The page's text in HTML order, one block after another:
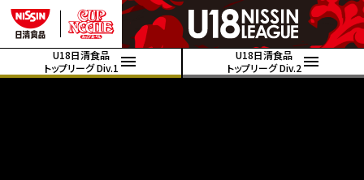
U18日清食品
トップリーグ Div.1
U18日清食品
トップリーグ Div.2